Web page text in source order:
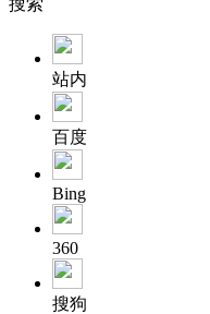
站内
百度
Bing
360
搜狗